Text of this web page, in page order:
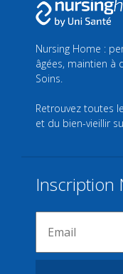
Nursing Home :
âgées, maintien à
Soins.
Retrouvez toutes
et du bien-vieillir
Inscription